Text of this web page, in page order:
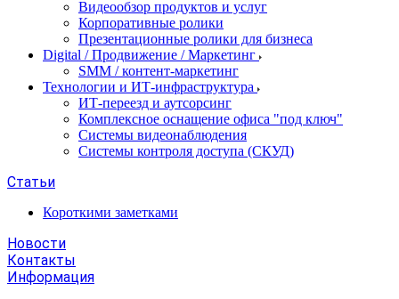
Видеообзор продуктов и услуг
Корпоративные ролики
Презентационные ролики для бизнеса
Digital / Продвижение / Маркетинг
SMM / контент-маркетинг
Технологии и ИТ-инфраструктура
ИТ-переезд и аутсорсинг
Комплексное оснащение офиса "под ключ"
Системы видеонаблюдения
Системы контроля доступа (СКУД)
Статьи
Короткими заметками
Новости
Контакты
Информация